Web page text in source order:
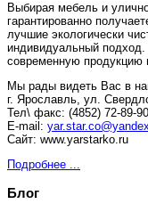
Выбирая мебель и
гарантированно
лучшие экологически
индивидуальный
современную продукцию
Мы рады видеть Вас в
г. Ярославль, ул.
Тел\ факс: (4852) 72-89-
E-mail:
Сайт: www.yarstarko.ru
Подробнее ...
Блог